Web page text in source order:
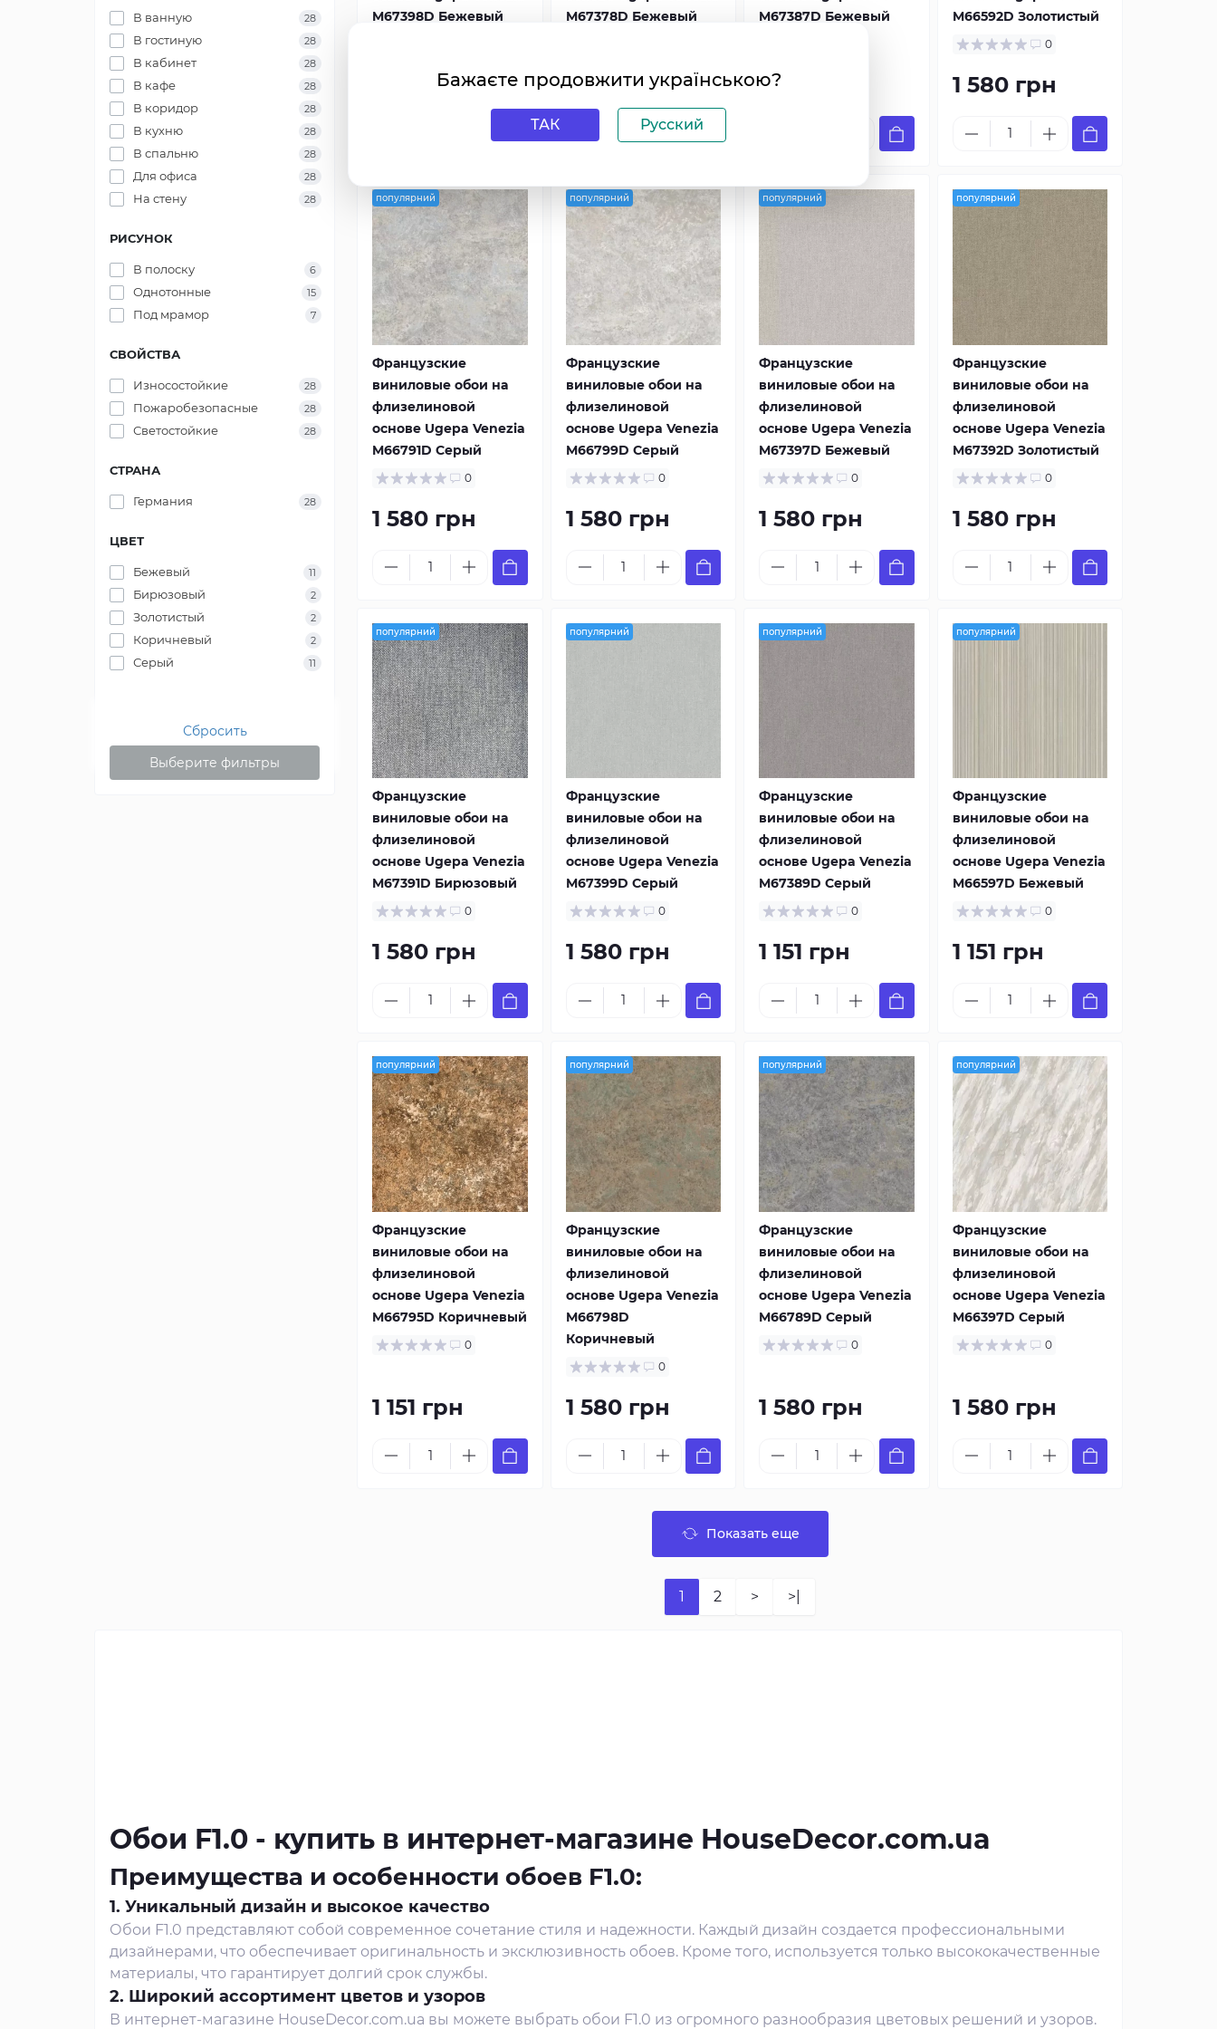
В ванную 28
В гостиную 28
В кабинет 28
В кафе 28
В коридор 28
В кухню 28
В спальню 28
Для офиса 28
На стену 28
РИСУНОК
В полоску 6
Однотонные 15
Под мрамор 7
СВОЙСТВА
Износостойкие 28
Пожаробезопасные 28
Светостойкие 28
СТРАНА
Германия 28
ЦВЕТ
Бежевый 11
Бирюзовый 2
Золотистый 2
Коричневый 2
Серый 11
Сбросить
Выберите фильтры
M67398D Бежевый
1 580 грн
M67378D Бежевый
1 580 грн
M67387D Бежевый
1 580 грн
M66592D Золотистый
0
1 580 грн
популярний
Французские
виниловые обои на
флизелиновой
основе Ugepa Venezia
M66791D Серый
0
1 580 грн
популярний
Французские
виниловые обои на
флизелиновой
основе Ugepa Venezia
M66799D Серый
0
1 580 грн
популярний
Французские
виниловые обои на
флизелиновой
основе Ugepa Venezia
M67397D Бежевый
0
1 580 грн
популярний
Французские
виниловые обои на
флизелиновой
основе Ugepa Venezia
M67392D Золотистый
0
1 580 грн
популярний
Французские
виниловые обои на
флизелиновой
основе Ugepa Venezia
M67391D Бирюзовый
0
1 580 грн
популярний
Французские
виниловые обои на
флизелиновой
основе Ugepa Venezia
M67399D Серый
0
1 580 грн
популярний
Французские
виниловые обои на
флизелиновой
основе Ugepa Venezia
M67389D Серый
0
1 151 грн
популярний
Французские
виниловые обои на
флизелиновой
основе Ugepa Venezia
M66597D Бежевый
0
1 151 грн
популярний
Французские
виниловые обои на
флизелиновой
основе Ugepa Venezia
M66795D Коричневый
0
1 151 грн
популярний
Французские
виниловые обои на
флизелиновой
основе Ugepa Venezia
M66798D
Коричневый
0
1 580 грн
популярний
Французские
виниловые обои на
флизелиновой
основе Ugepa Venezia
M66789D Серый
0
1 580 грн
популярний
Французские
виниловые обои на
флизелиновой
основе Ugepa Venezia
M66397D Серый
0
1 580 грн
Показать еще
1 2 > >|
Обои F1.0 - купить в интернет-магазине HouseDecor.com.ua
Преимущества и особенности обоев F1.0:
1. Уникальный дизайн и высокое качество
Обои F1.0 представляют собой современное сочетание стиля и надежности. Каждый дизайн создается профессиональными
дизайнерами, что обеспечивает оригинальность и эксклюзивность обоев. Кроме того, используется только высококачественные
материалы, что гарантирует долгий срок службы.
2. Широкий ассортимент цветов и узоров
В интернет-магазине HouseDecor.com.ua вы можете выбрать обои F1.0 из огромного разнообразия цветовых решений и узоров.
Бажаєте продовжити українською?
ТАК Русский